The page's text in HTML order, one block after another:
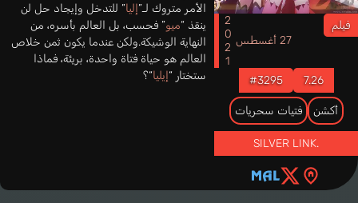
فيلم
27 أغسطس
2021
7.26
#3295
أكشن فتيات سحريات
SILVER LINK.
الأمر متروك لـ”إليا” للتدخل وإيجاد حل لن
ينقذ “ميو” فحسب، بل العالم بأسره، من
النهاية الوشيكة.ولكن عندما يكون ثمن خلاص
العالم هو حياة فتاة واحدة، بريئة، فماذا
ستختار “إيليا“؟